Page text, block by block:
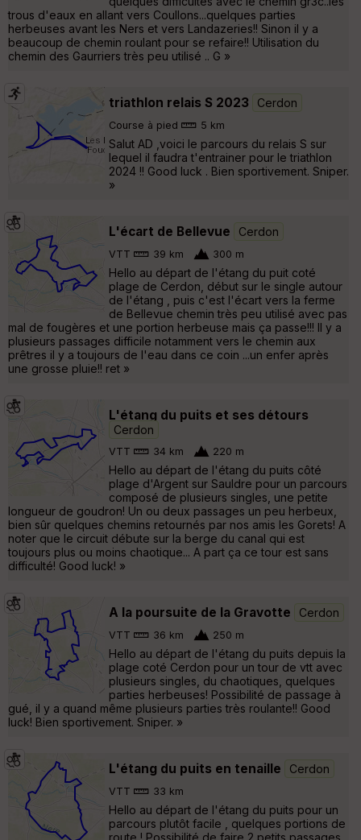
trous d'eaux en allant vers Coullons...quelques parties
herbeuses avant les Ners et vers Landazeries!! Sinon il y a
beaucoup de chemin roulant pour se refaire!! Utilisation du
chemin des Gaurriers très peu utilisé .. G »
triathlon relais S 2023 Cerdon
Course à pied 5 km
Salut AD ,voici le parcours du relais S sur
lequel il faudra t'entrainer pour le triathlon
2024 !! Good luck . Bien sportivement. Sniper.
»
L'écart de Bellevue Cerdon
VTT 39 km 300 m
Hello au départ de l'étang du puit coté
plage de Cerdon, début sur le single autour
de l'étang , puis c'est l'écart vers la ferme
de Bellevue chemin très peu utilisé avec pas
mal de fougères et une portion herbeuse mais ça passe!!! Il y a
plusieurs passages difficile notamment vers le chemin aux
prêtres il y a toujours de l'eau dans ce coin ...un enfer après
une grosse pluie!! ret »
L'étang du puits et ses détours
Cerdon
VTT 34 km 220 m
Hello au départ de l'étang du puits côté
plage d'Argent sur Sauldre pour un parcours
composé de plusieurs singles, une petite
longueur de goudron! Un ou deux passages un peu herbeux,
bien sûr quelques chemins retournés par nos amis les Gorets! A
noter que le circuit débute sur la berge du canal qui est
toujours plus ou moins chaotique... A part ça ce tour est sans
difficulté! Good luck! »
A la poursuite de la Gravotte Cerdon
VTT 36 km 250 m
Hello au départ de l'étang du puits depuis la
plage coté Cerdon pour un tour de vtt avec
plusieurs singles, du chaotiques, quelques
parties herbeuses! Possibilité de passage à
gué, il y a quand même plusieurs parties très roulante!! Good
luck! Bien sportivement. Sniper. »
L'étang du puits en tenaille Cerdon
VTT 33 km
Hello au départ de l'étang du puits pour un
parcours plutôt facile , quelques portions de
route ! Possibilité de faire 2 petits passages